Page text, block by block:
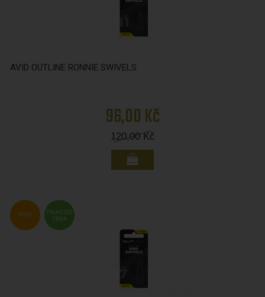
AVID OUTLINE RONNIE SWIVELS
96,00 Kč
120,00Kč
FMASTER
CENA
NOVÉ